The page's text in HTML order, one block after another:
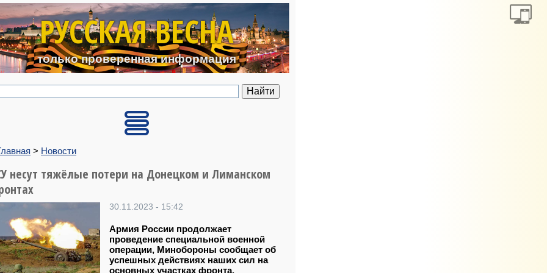
Перейти к основному содержанию
РУССКАЯ ВЕСНА
только проверенная информация
> Новости
несут тяжёлые потери на Донецком и Лиманском
30.11.2023 - 15:42
Армия России продолжает
проведение специальной военной
операции, Минобороны сообщает об
успешных действиях наших сил на
основных участках фронта.